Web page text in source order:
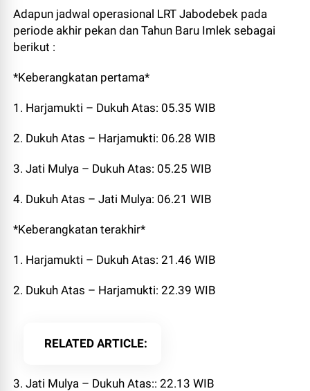
Adapun jadwal operasional LRT Jabodebek pada
periode akhir pekan dan Tahun Baru Imlek sebagai
berikut :
*Keberangkatan pertama*
1. Harjamukti – Dukuh Atas: 05.35 WIB
2. Dukuh Atas – Harjamukti: 06.28 WIB
3. Jati Mulya – Dukuh Atas: 05.25 WIB
4. Dukuh Atas – Jati Mulya: 06.21 WIB
*Keberangkatan terakhir*
1. Harjamukti – Dukuh Atas: 21.46 WIB
2. Dukuh Atas – Harjamukti: 22.39 WIB
RELATED ARTICLE
3. Jati Mulya – Dukuh Atas:: 22.13 WIB